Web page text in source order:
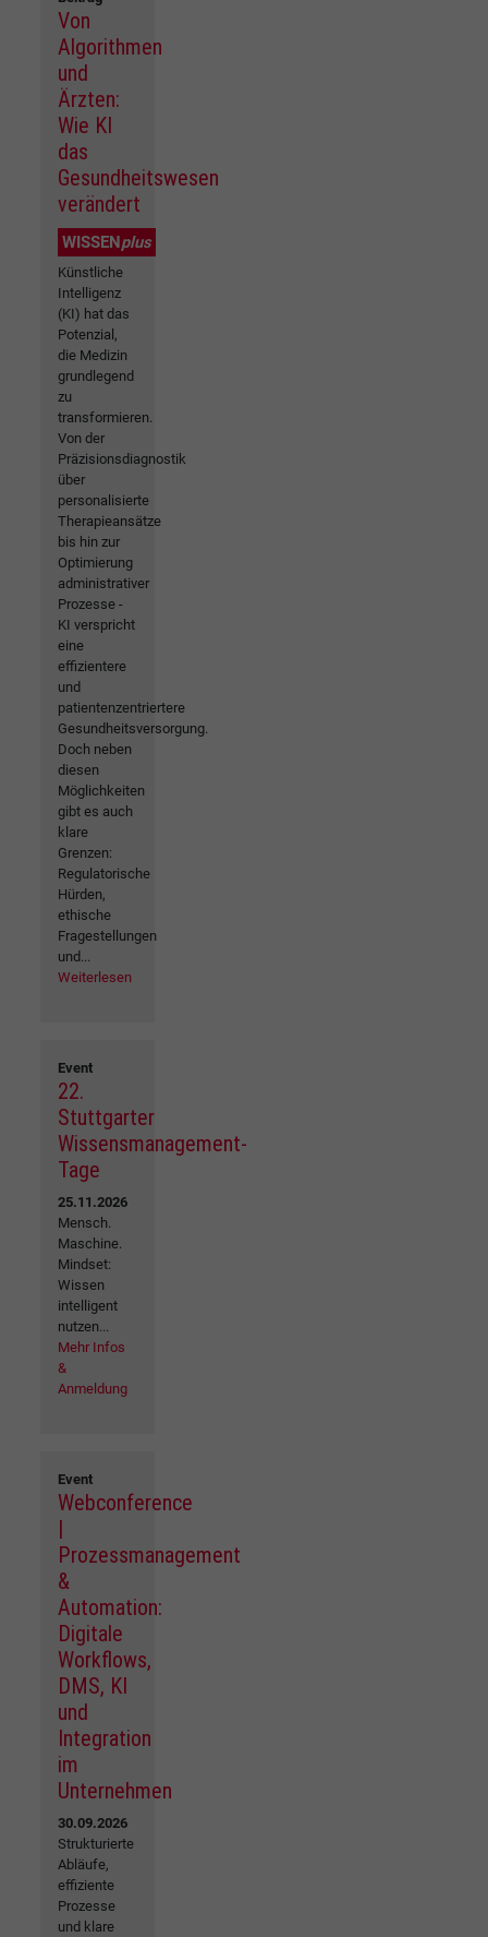
Von
Algorithmen
und
Ärzten:
Wie KI
das
Gesundheitswesen
verändert
WISSENplus
Künstliche
Intelligenz
(KI) hat das
Potenzial,
die Medizin
grundlegend
zu
transformieren.
Von der
Präzisionsdiagnostik
über
personalisierte
Therapieansätze
bis hin zur
Optimierung
administrativer
Prozesse -
KI verspricht
eine
effizientere
und
patientenzentriertere
Gesundheitsversorgung.
Doch neben
diesen
Möglichkeiten
gibt es auch
klare
Grenzen:
Regulatorische
Hürden,
ethische
Fragestellungen
und...
Weiterlesen
Event
22.
Stuttgarter
Wissensmanagement-
Tage
25.11.2026
Mensch.
Maschine.
Mindset:
Wissen
intelligent
nutzen...
Mehr Infos
&
Anmeldung
Event
Webconference
|
Prozessmanagement
&
Automation:
Digitale
Workflows,
DMS, KI
und
Integration
im
Unternehmen
30.09.2026
Strukturierte
Abläufe,
effiziente
Prozesse
und klare